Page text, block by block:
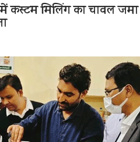
मिलिंग का चावल जमा